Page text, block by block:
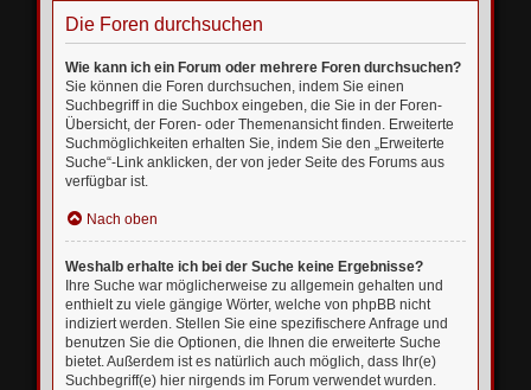
Die Foren durchsuchen
Wie kann ich ein Forum oder mehrere Foren durchsuchen?
Sie können die Foren durchsuchen, indem Sie einen
Suchbegriff in die Suchbox eingeben, die Sie in der Foren-
Übersicht, der Foren- oder Themenansicht finden. Erweiterte
Suchmöglichkeiten erhalten Sie, indem Sie den „Erweiterte
Suche“-Link anklicken, der von jeder Seite des Forums aus
verfügbar ist.
Nach oben
Weshalb erhalte ich bei der Suche keine Ergebnisse?
Ihre Suche war möglicherweise zu allgemein gehalten und
enthielt zu viele gängige Wörter, welche von phpBB nicht
indiziert werden. Stellen Sie eine spezifischere Anfrage und
benutzen Sie die Optionen, die Ihnen die erweiterte Suche
bietet. Außerdem ist es natürlich auch möglich, dass Ihr(e)
Suchbegriff(e) hier nirgends im Forum verwendet wurden.